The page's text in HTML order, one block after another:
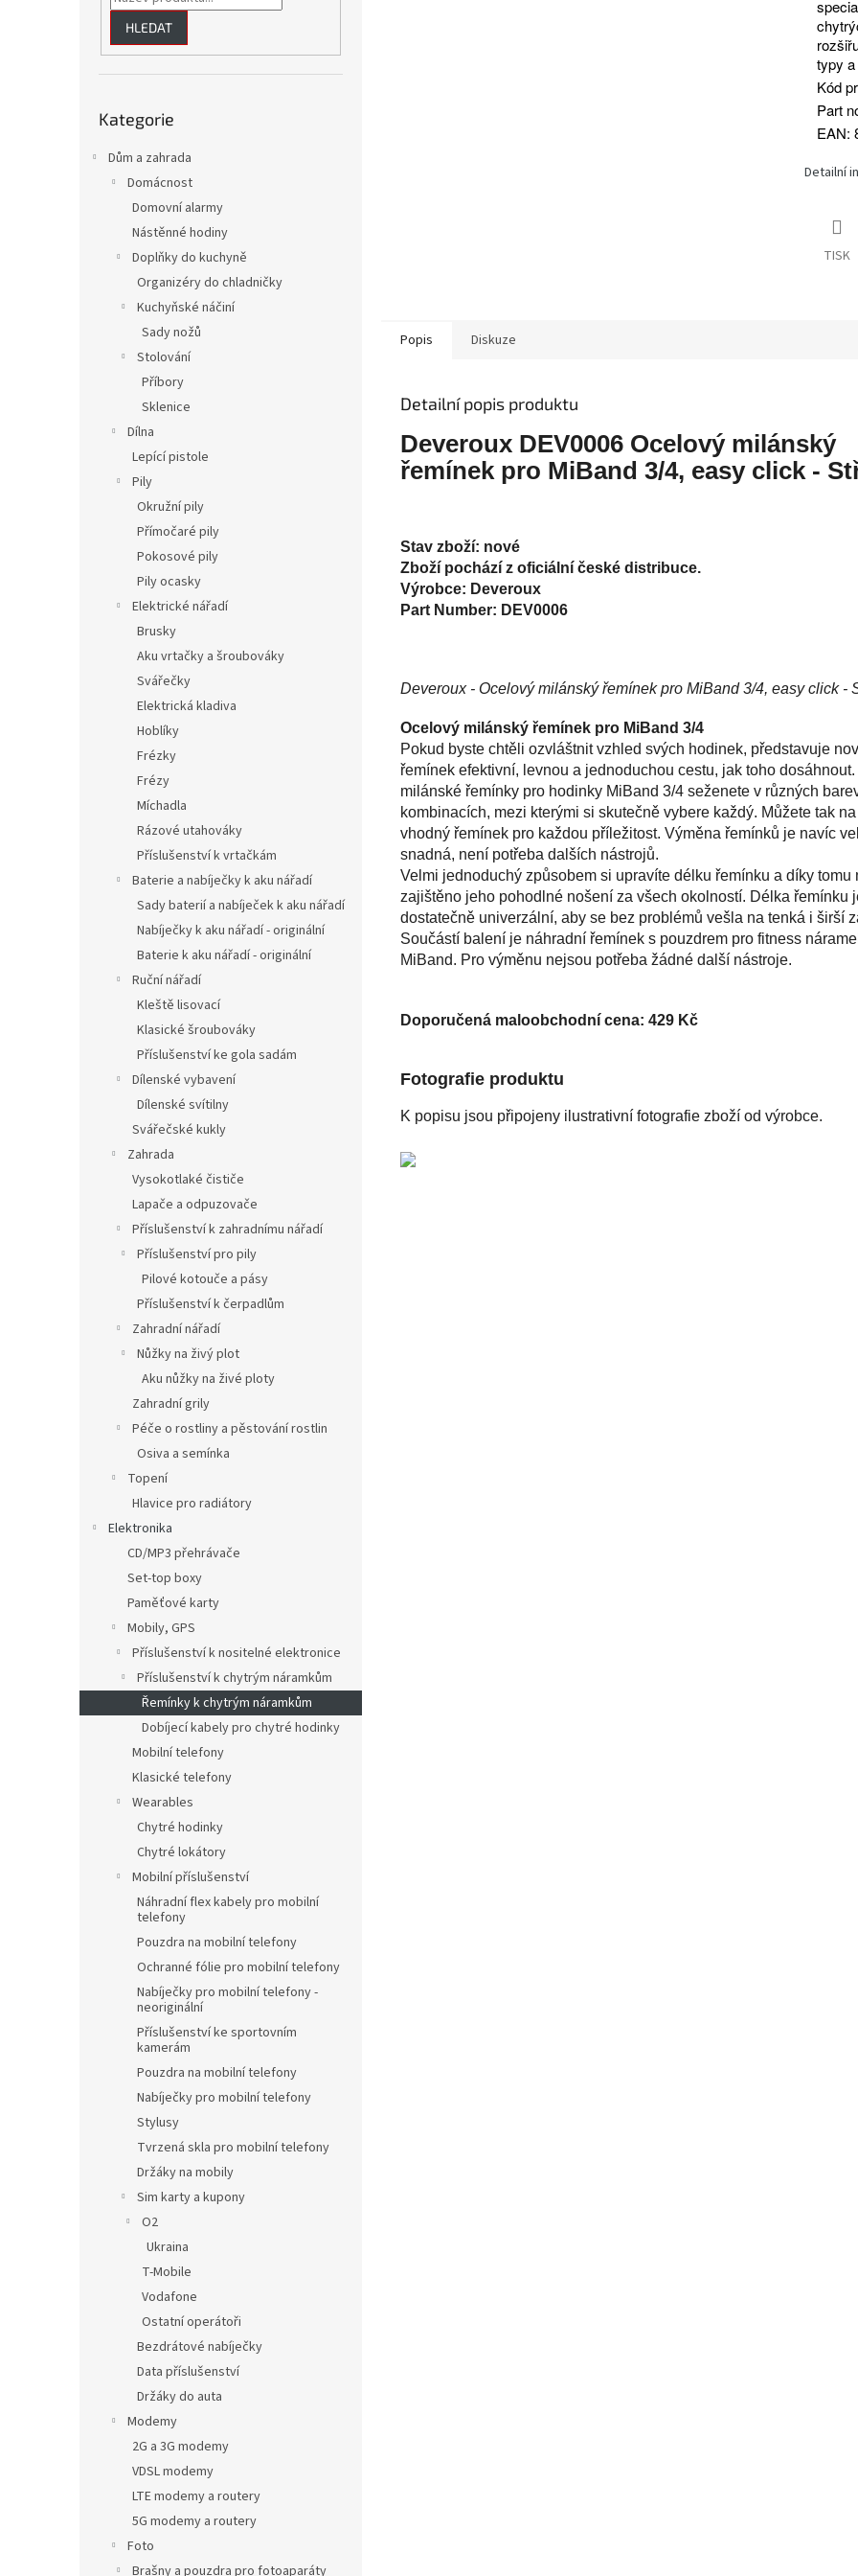
HLEDAT
kategorie
Kategorie
Dům a zahrada
Domácnost
Domovní alarmy
Nástěnné hodiny
Doplňky do kuchyně
Organizéry do chladničky
Kuchyňské náčiní
Sady nožů
Stolování
Příbory
Sklenice
Dílna
Lepící pistole
Pily
Okružní pily
Přímočaré pily
Pokosové pily
Pily ocasky
Elektrické nářadí
Brusky
Aku vrtačky a šroubováky
Svářečky
Elektrická kladiva
Hoblíky
Frézky
Frézy
Míchadla
Rázové utahováky
Příslušenství k vrtačkám
Baterie a nabíječky k aku nářadí
Sady baterií a nabíječek k aku nářadí
Nabíječky k aku nářadí - originální
Baterie k aku nářadí - originální
Ruční nářadí
Kleště lisovací
Klasické šroubováky
Příslušenství ke gola sadám
Dílenské vybavení
Dílenské svítilny
Svářečské kukly
Zahrada
Vysokotlaké čističe
Lapače a odpuzovače
Příslušenství k zahradnímu nářadí
Příslušenství pro pily
Pilové kotouče a pásy
Příslušenství k čerpadlům
Zahradní nářadí
Nůžky na živý plot
Aku nůžky na živé ploty
Zahradní grily
Péče o rostliny a pěstování rostlin
Osiva a semínka
Topení
Hlavice pro radiátory
Elektronika
CD/MP3 přehrávače
Set-top boxy
Paměťové karty
Mobily, GPS
Příslušenství k nositelné elektronice
Příslušenství k chytrým náramkům
Řemínky k chytrým náramkům
Dobíjecí kabely pro chytré hodinky
Mobilní telefony
Klasické telefony
Wearables
Chytré hodinky
Chytré lokátory
Mobilní příslušenství
Náhradní flex kabely pro mobilní
telefony
Pouzdra na mobilní telefony
Ochranné fólie pro mobilní telefony
Nabíječky pro mobilní telefony -
neoriginální
Příslušenství ke sportovním
kamerám
Pouzdra na mobilní telefony
Nabíječky pro mobilní telefony
Stylusy
Tvrzená skla pro mobilní telefony
Držáky na mobily
Sim karty a kupony
O2
Ukraina
T-Mobile
Vodafone
Ostatní operátoři
Bezdrátové nabíječky
Data příslušenství
Držáky do auta
Modemy
2G a 3G modemy
VDSL modemy
LTE modemy a routery
5G modemy a routery
Foto
Brašny a pouzdra pro fotoaparáty
typy
Kód
Part
EAN:
Detailní
TISK
Popis Diskuze
Detailní popis produktu
Deveroux DEV0006 Ocelový milánský
řemínek pro MiBand 3/4, easy click -
Stav zboží: nové
Zboží pochází z oficiální české distribuce.
Výrobce: Deveroux
Part Number: DEV0006
Deveroux - Ocelový milánský řemínek pro MiBand 3/4, easy click -
Ocelový milánský řemínek pro MiBand 3/4
Pokud byste chtěli ozvláštnit vzhled svých hodinek, představuje
řemínek efektivní, levnou a jednoduchou cestu, jak toho
milánské řemínky pro hodinky MiBand 3/4 seženete v různých
kombinacích, mezi kterými si skutečně vybere každý. Můžete tak
vhodný řemínek pro každou příležitost. Výměna řemínků je navíc
snadná, není potřeba dalších nástrojů.
Velmi jednoduchý způsobem si upravíte délku řemínku a díky tomu
zajištěno jeho pohodlné nošení za všech okolností. Délka řemínku
dostatečně univerzální, aby se bez problémů vešla na tenká i širší
Součástí balení je náhradní řemínek s pouzdrem pro fitness
MiBand. Pro výměnu nejsou potřeba žádné další nástroje.
Doporučená maloobchodní cena: 429 Kč
Fotografie produktu
K popisu jsou připojeny ilustrativní fotografie zboží od výrobce.